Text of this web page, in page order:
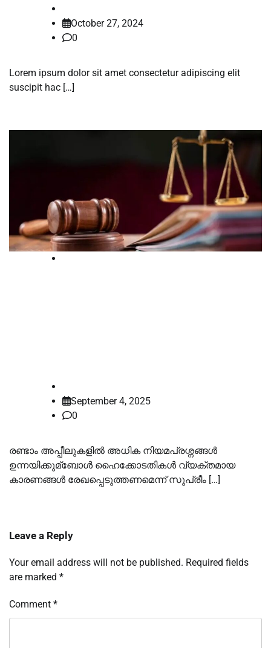
October 27, 2024
0
Lorem ipsum dolor sit amet consectetur adipiscing elit
suscipit hac […]
September 4, 2025
0
രണ്ടാം അപ്പീലുകളില്‍ അധിക നിയമപ്രശ്നങ്ങള്‍
ഉന്നയിക്കുമ്ബോള്‍ ഹൈക്കോടതികള്‍ വ്യക്തമായ
കാരണങ്ങള്‍ രേഖപ്പെടുത്തണമെന്ന് സുപ്രീം […]
Leave a Reply
Your email address will not be published. Required fields
are marked *
Comment *